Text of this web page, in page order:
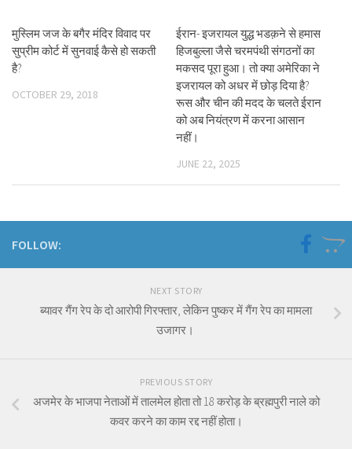
मुस्लिम जज के बगैर मंदिर विवाद पर
सुप्रीम कोर्ट में सुनवाई कैसे हो सकती
है?
OCTOBER 29, 2018
ईरान- इजरायल युद्ध भडक़ने से हमास
हिजबुल्ला जैसे चरमपंथी संगठनों का
मकसद पूरा हुआ। तो क्या अमेरिका ने
इजरायल को अधर में छोड़ दिया है?
रूस और चीन की मदद के चलते ईरान
को अब नियंत्रण में करना आसान
नहीं।
JUNE 22, 2025
FOLLOW:
NEXT STORY
ब्यावर गैंग रेप के दो आरोपी गिरफ्तार, लेकिन पुष्कर में गैंग रेप का मामला
उजागर।
PREVIOUS STORY
अजमेर के भाजपा नेताओं में तालमेल होता तो 18 करोड़ के ब्रह्मपुरी नाले को
कवर करने का काम रद्द नहीं होता।